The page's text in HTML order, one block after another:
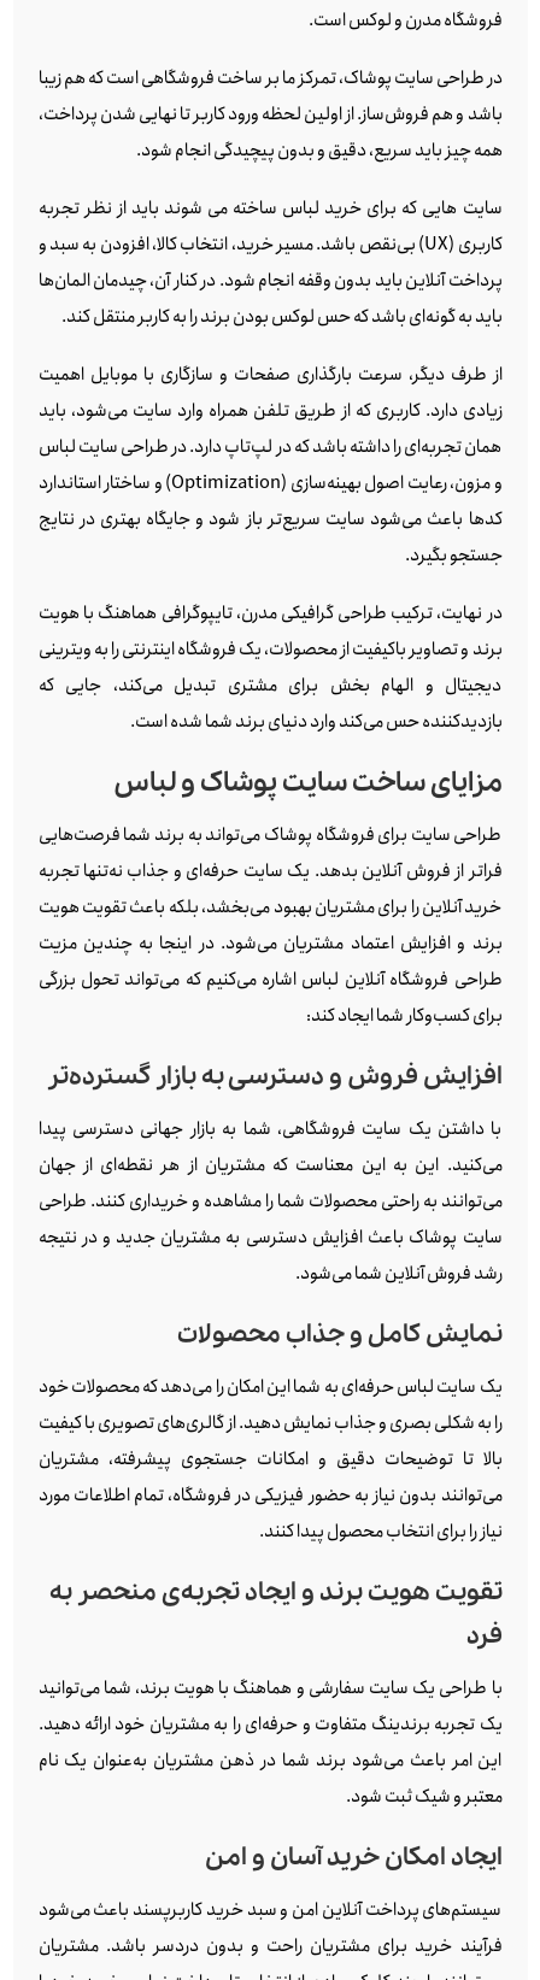
فروشگاه مدرن و لوکس است.
در طراحی سایت پوشاک، تمرکز ما بر ساخت فروشگاهی است که هم زیبا
باشد و هم فروش‌ساز. از اولین لحظه ورود کاربر تا نهایی شدن پرداخت،
همه چیز باید سریع، دقیق و بدون پیچیدگی انجام شود.
سایت هایی که برای خرید لباس ساخته می شوند باید از نظر تجربه
کاربری (UX) بی‌نقص باشد. مسیر خرید، انتخاب کالا، افزودن به سبد و
پرداخت آنلاین باید بدون وقفه انجام شود. در کنار آن، چیدمان المان‌ها
باید به گونه‌ای باشد که حس لوکس بودن برند را به کاربر منتقل کند.
از طرف دیگر، سرعت بارگذاری صفحات و سازگاری با موبایل اهمیت
زیادی دارد. کاربری که از طریق تلفن همراه وارد سایت می‌شود، باید
همان تجربه‌ای را داشته باشد که در لپ‌تاپ دارد. در طراحی سایت لباس
و مزون، رعایت اصول بهینه‌سازی (Optimization) و ساختار استاندارد
کدها باعث می‌شود سایت سریع‌تر باز شود و جایگاه بهتری در نتایج
جستجو بگیرد.
در نهایت، ترکیب طراحی گرافیکی مدرن، تایپوگرافی هماهنگ با هویت
برند و تصاویر باکیفیت از محصولات، یک فروشگاه اینترنتی را به ویترینی
دیجیتال و الهام‌ بخش برای مشتری تبدیل می‌کند، جایی که
بازدیدکننده حس می‌کند وارد دنیای برند شما شده است.
مزایای ساخت سایت پوشاک و لباس
طراحی سایت برای فروشگاه پوشاک می‌تواند به برند شما فرصت‌هایی
فراتر از فروش آنلاین بدهد. یک سایت حرفه‌ای و جذاب نه‌تنها تجربه
خرید آنلاین را برای مشتریان بهبود می‌بخشد، بلکه باعث تقویت هویت
برند و افزایش اعتماد مشتریان می‌شود. در اینجا به چندین مزیت
طراحی فروشگاه آنلاین لباس اشاره می‌کنیم که می‌تواند تحول بزرگی
برای کسب‌وکار شما ایجاد کند:
افزایش فروش و دسترسی به بازار گسترده‌تر
با داشتن یک سایت فروشگاهی، شما به بازار جهانی دسترسی پیدا
می‌کنید. این به این معناست که مشتریان از هر نقطه‌ای از جهان
می‌توانند به راحتی محصولات شما را مشاهده و خریداری کنند. طراحی
سایت پوشاک باعث افزایش دسترسی به مشتریان جدید و در نتیجه
رشد فروش آنلاین شما می‌شود.
نمایش کامل و جذاب محصولات
یک سایت لباس حرفه‌ای به شما این امکان را می‌دهد که محصولات خود
را به شکلی بصری و جذاب نمایش دهید. از گالری‌های تصویری با کیفیت
بالا تا توضیحات دقیق و امکانات جستجوی پیشرفته، مشتریان
می‌توانند بدون نیاز به حضور فیزیکی در فروشگاه، تمام اطلاعات مورد
نیاز را برای انتخاب محصول پیدا کنند.
تقویت هویت برند و ایجاد تجربه‌ی منحصر به
فرد
با طراحی یک سایت سفارشی و هماهنگ با هویت برند، شما می‌توانید
یک تجربه برندینگ متفاوت و حرفه‌ای را به مشتریان خود ارائه دهید.
این امر باعث می‌شود برند شما در ذهن مشتریان به‌عنوان یک نام
معتبر و شیک ثبت شود.
ایجاد امکان خرید آسان و امن
سیستم‌های پرداخت آنلاین امن و سبد خرید کاربرپسند باعث می‌شود
فرآیند خرید برای مشتریان راحت و بدون دردسر باشد. مشتریان